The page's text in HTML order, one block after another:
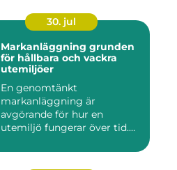
30. jul
Markanläggning grunden
för hållbara och vackra
utemiljöer
En genomtänkt
markanläggning är
avgörande för hur en
utemiljö fungerar över tid.